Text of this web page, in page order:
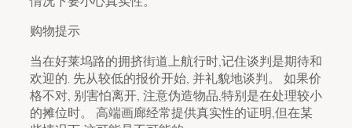
购物提示
当在好莱坞路的拥挤街道上航行时,记住谈判是期待和
欢迎的. 先从较低的报价开始, 并礼貌地谈判。 如果价
格不对, 别害怕离开, 注意伪造物品,特别是在处理较小
的摊位时。 高端画廊经常提供真实性的证明,但在某